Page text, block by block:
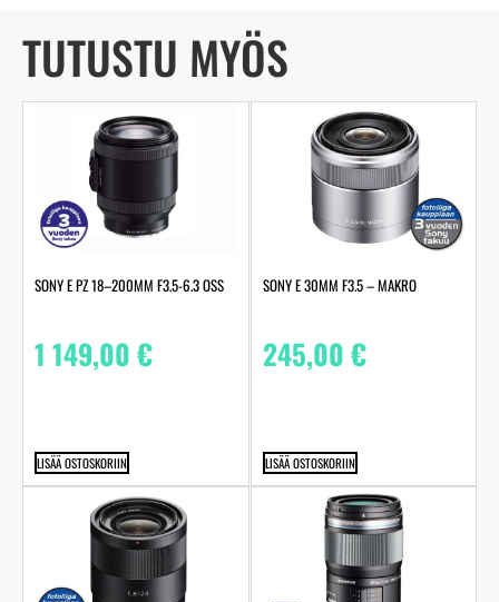
TUTUSTU MYÖS
SONY E PZ 18–200MM F3.5-6.3 OSS
1 149,00€
LISÄÄ OSTOSKORIIN
SONY E 30MM F3.5 – MAKRO
245,00€
LISÄÄ OSTOSKORIIN